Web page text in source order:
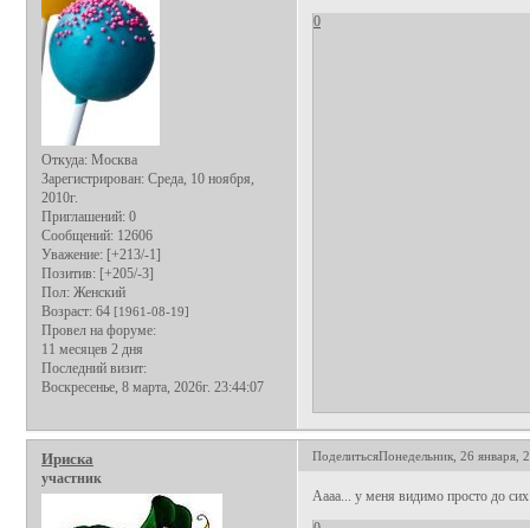
Откуда: Москва
Зарегистрирован: Среда, 10 ноября,
2010г.
Приглашений: 0
Сообщений: 12606
Уважение: [+213/-1]
Позитив: [+205/-3]
Пол: Женский
Возраст: 64 [1961-08-19]
Провел на форуме:
11 месяцев 2 дня
Последний визит:
Воскресенье, 8 марта, 2026г. 23:44:07
0
ПоделитьсяПонедельник, 26 января,
Ириска
участник
Аааа... у меня видимо просто до сих